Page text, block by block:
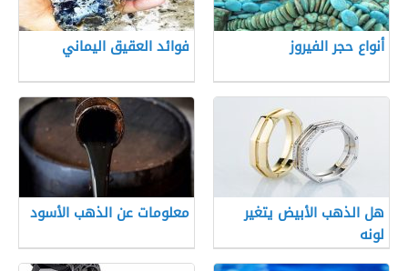
أنواع حجر الفيروز فوائد العقيق اليماني
هل الذهب الأبيض يتغير
لونه
معلومات عن الذهب الأسود